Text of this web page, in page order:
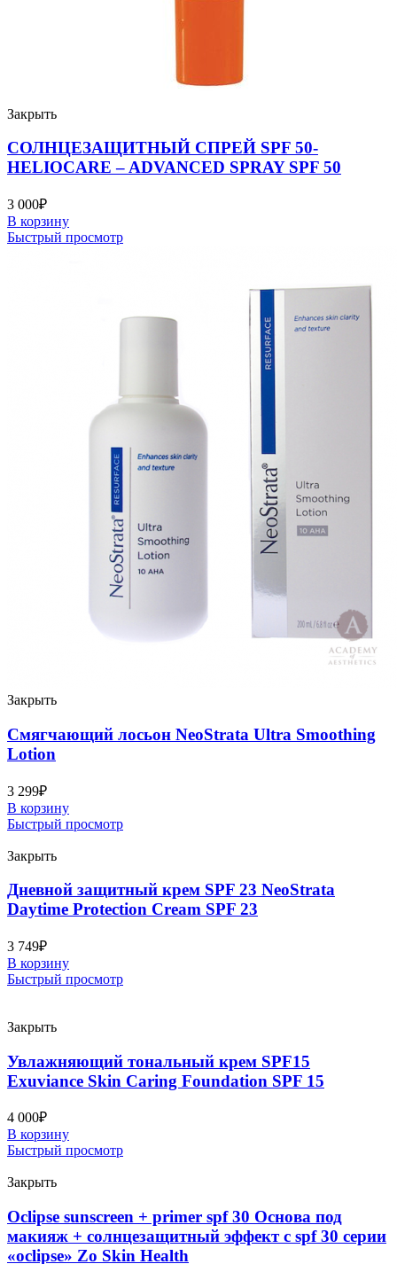
Закрыть
СОЛНЦЕЗАЩИТНЫЙ СПРЕЙ SPF 50-
HELIOCARE – ADVANCED SPRAY SPF 50
3 000₽
В корзину
Быстрый просмотр
Закрыть
Смягчающий лосьон NeoStrata Ultra Smoothing
Lotion
3 299₽
В корзину
Быстрый просмотр
Закрыть
Дневной защитный крем SPF 23 NeoStrata
Daytime Protection Cream SPF 23
3 749₽
В корзину
Быстрый просмотр
Закрыть
Увлажняющий тональный крем SPF15
Exuviance Skin Caring Foundation SPF 15
4 000₽
В корзину
Быстрый просмотр
Закрыть
Oclipse sunscreen + primer spf 30 Основа под
макияж + солнцезащитный эффект с spf 30 серии
«oclipse» Zo Skin Health